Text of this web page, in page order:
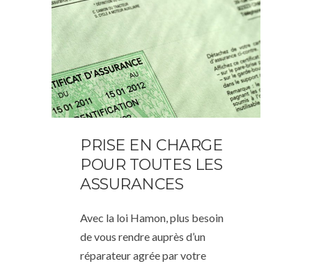
PRISE EN CHARGE
POUR TOUTES LES
ASSURANCES
Avec la loi Hamon, plus besoin
de vous rendre auprès d’un
réparateur agrée par votre